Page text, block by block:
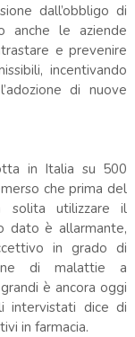
dall’obbligo di
anche le aziende
e prevenire
incentivando
di nuove
in Italia su 500
che prima del
solita utilizzare il
dato è allarmante,
in grado di
di malattie a
è ancora oggi
intervistati dice di
in farmacia.